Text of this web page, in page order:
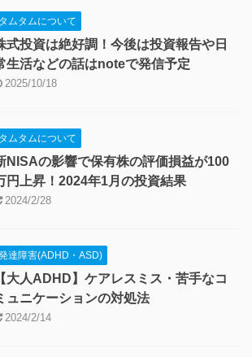
タムタムについて
式投資は絶好調！今後は投資報告や日
生活などの話はnoteで発信予定
2025/10/18
タムタムについて
NISAの影響で保有株の評価損益が100
円上昇！2024年1月の投資結果
2024/2/28
達障害(ADHD・ASD)
【大人ADHD】ケアレスミス・苦手なコ
ュニケーションの対処法
2024/2/14